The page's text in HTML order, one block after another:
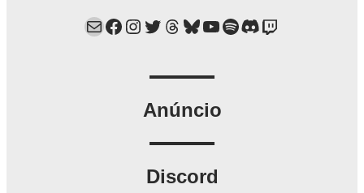
Mail Facebook Instagram Twitter Threads Bluesky YouTube Spotify Discord Twitch
Anúncio
Discord